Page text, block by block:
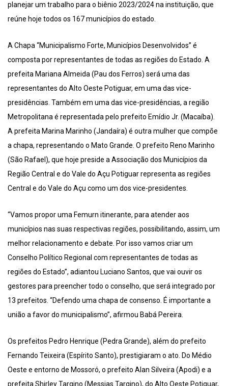
planejar um trabalho para o biênio 2023/2024 na instituição, que
reúne hoje todos os 167 municípios do estado.
A Chapa “Municipalismo Forte, Municípios Desenvolvidos” é
composta por representantes de todas as regiões do Estado. A
prefeita Mariana Almeida (Pau dos Ferros) será uma das
representantes do Alto Oeste Potiguar, em uma das vice-
presidências. Também em uma das vice-presidências, a região
Metropolitana é representada pelo prefeito Emídio Jr. (Macaíba).
A prefeita Marina Marinho (Jandaíra) é outra mulher que compõe
a chapa, representando o Mato Grande. O prefeito Reno Marinho
(São Rafael), que hoje preside a Associação dos Municípios da
Região Central e do Vale do Açu Potiguar representa as regiões
Central e do Vale do Açu como um dos vice-presidentes.
“Vamos propor uma Femurn itinerante, para atender aos
municípios nas suas respectivas regiões, possibilitando, assim, um
melhor relacionamento e debate. Por isso vamos criar um
Conselho Político Regional com representantes de todas as
regiões do Estado”, adiantou Luciano Santos, que vai ouvir os
gestores para preencher todo o conselho, que será integrado por
13 prefeitos. “Defendo uma chapa de consenso. É importante a
união a favor do municipalismo”, afirmou Babá Pereira.
Os prefeitos Pedro Henrique (Pedra Grande), além do prefeito
Fernando Teixeira (Espírito Santo), prestigiaram o ato. Do Médio
Oeste e entorno de Mossoró, o prefeito Alan Silveira (Apodi) e a
prefeita Shirley Targino (Messias Targino), do Alto Oeste Potiguar,